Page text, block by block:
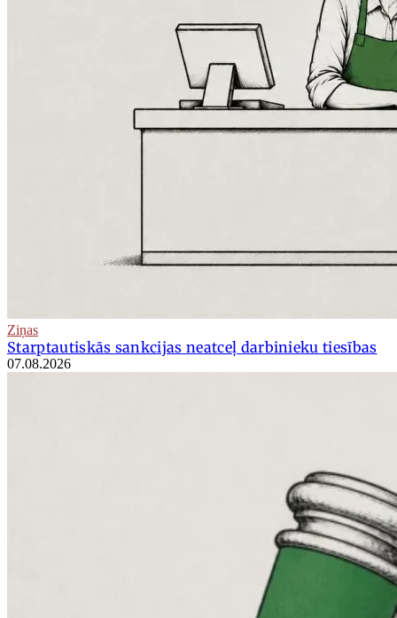
Ziņas
Starptautiskās sankcijas neatceļ darbinieku tiesības
07.08.2026